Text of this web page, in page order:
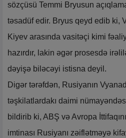
sözçüsü Temmi Bryusun
təsadüf edir. Bryus qeyd edib ki,
Kiyev arasında vasitəçi kimi
hazırdır, lakin əgər prosesdə
dəyişə biləcəyi istisna deyil.
Digər tərəfdən, Rusiyanın
təşkilatlardakı daimi
bildirib ki, ABŞ və Avropa
imtinası Rusiyanı zəiflətməyə